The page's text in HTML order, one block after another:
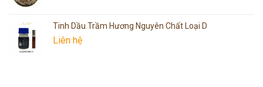
Tinh Dầu Trầm Hương Nguyên Chất Loại D
Liên hệ